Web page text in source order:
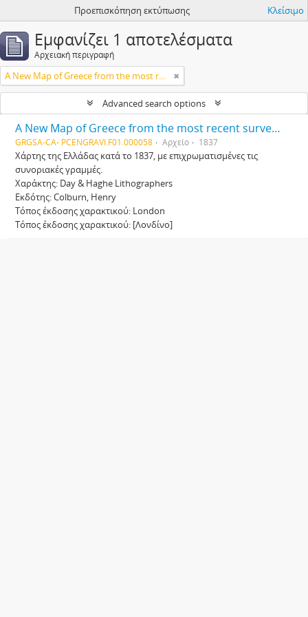
Προεπισκόπηση εκτύπωσης Κλείσιμο
Εμφανίζει 1 αποτελέσματα
Αρχειακή περιγραφή
A New Map of Greece from the most recent surveys, including the frontier line [Νέος Χάρτης της Ελλάδας, συμπεριλαμβανομένης της συνοριακής γραμμής, βασισμένος στις πιο πρόσφατες μελέτες]
Advanced search options
A New Map of Greece from the most recent surveys, including the frontier line [Νέος Χάρτης της Ελλάδας, συμπεριλαμβανομένης της συνοριακής γραμμής, βασισμένος στις πιο πρόσφατες μελέτες]
GRGSA-CA- PCENGRAVI.F01.000058 Αρχείο 1837
Χάρτης της Ελλάδας κατά το 1837, με επιχρωματισμένες τις
συνοριακές γραμμές.
Χαράκτης: Day & Haghe Lithographers
Εκδότης: Colburn, Henry
Τόπος έκδοσης χαρακτικού: London
Τόπος έκδοσης χαρακτικού: [Λονδίνο]